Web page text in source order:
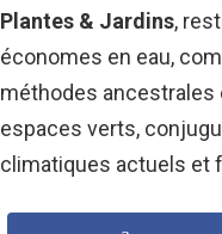
Plantes & Jardins,
économes en eau,
méthodes ancestrales
espaces verts,
climatiques actuels et